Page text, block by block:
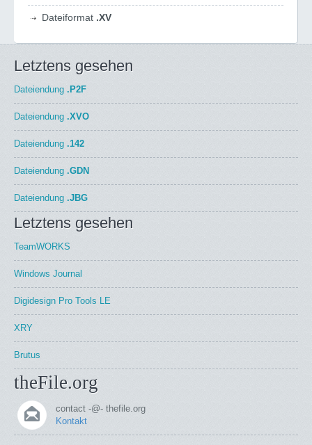
Dateiformat .XV
Letztens gesehen
Dateiendung .P2F
Dateiendung .XVO
Dateiendung .142
Dateiendung .GDN
Dateiendung .JBG
Letztens gesehen
TeamWORKS
Windows Journal
Digidesign Pro Tools LE
XRY
Brutus
theFile.org
contact -@- thefile.org
Kontakt